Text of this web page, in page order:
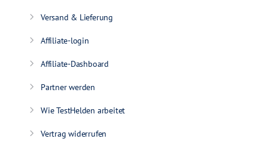
Versand & Lieferung
Affiliate-login
Affiliate-Dashboard
Partner werden
Wie TestHelden arbeitet
Vertrag widerrufen